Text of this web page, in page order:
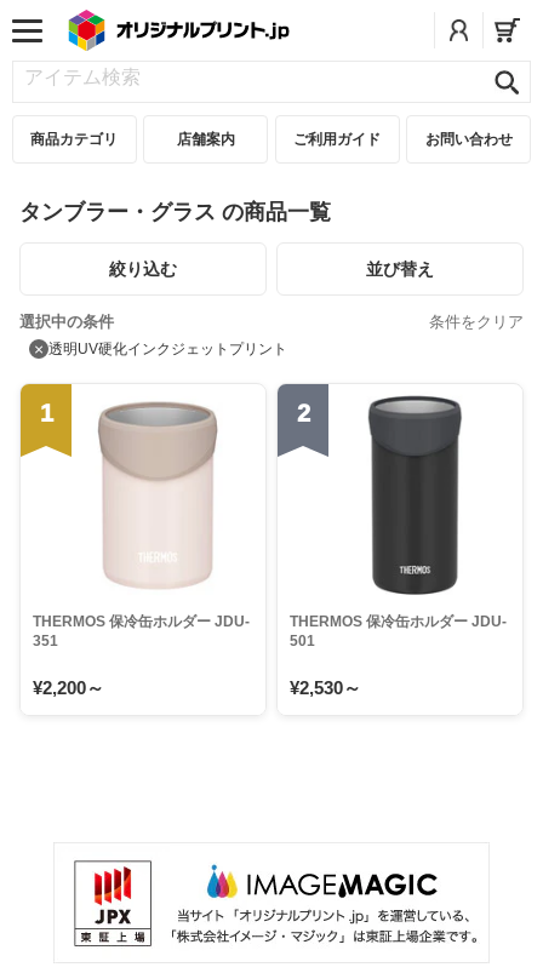
商品カテゴリ 店舗案内 ご利用ガイド お問い合わせ
タンブラー・グラス の商品一覧
絞り込む 並び替え
選択中の条件 条件をクリア
× 透明UV硬化インクジェットプリント
1
THERMOS 保冷缶ホルダー JDU-
351
¥2,200～
2
THERMOS 保冷缶ホルダー JDU-
501
¥2,530～